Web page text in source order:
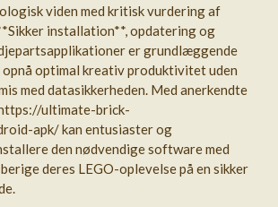
viden med kritisk vurdering af
installation**, opdatering og
er grundlæggende
optimal kreativ produktivitet uden
med datasikkerheden. Med anerkendte
ultimate-brick-
apk/ kan entusiaster og
den nødvendige software med
deres LEGO-oplevelse på en sikker